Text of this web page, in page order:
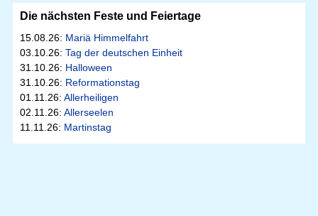
Die nächsten Feste und Feiertage
15.08.26: Mariä Himmelfahrt
03.10.26: Tag der deutschen Einheit
31.10.26: Halloween
31.10.26: Reformationstag
01.11.26: Allerheiligen
02.11.26: Allerseelen
11.11.26: Martinstag